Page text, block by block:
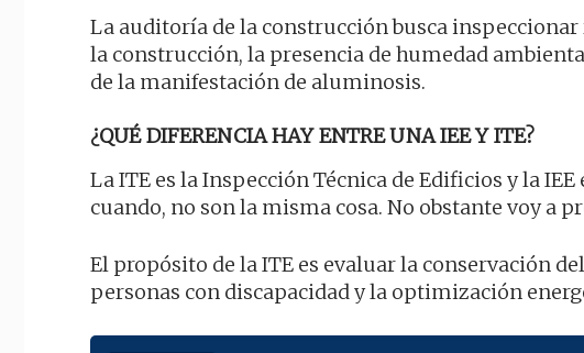
La auditoría de la construcción busca
la construcción, la presencia de humedad
de la manifestación de aluminosis.
¿QUÉ DIFERENCIA HAY ENTRE UNA IEE Y ITE?
La ITE es la Inspección Técnica de Edificios y la
cuando, no son la misma cosa. No obstante voy a
El propósito de la ITE es evaluar la conservación
personas con discapacidad y la optimización